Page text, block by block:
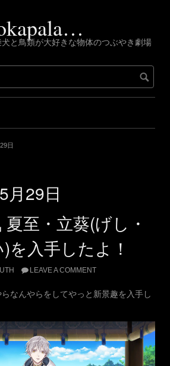
と鳥類が大好きな物体のつぶやき劇場
29日
月29日
至・立葵(げし・
を入手したよ！
LEAVE A COMMENT
なんやらをしてやっと新景趣を入手し